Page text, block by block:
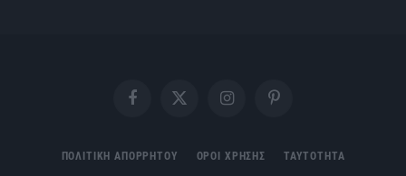
FacebookX
InstagramPinterest
ΠΟΛΙΤΙΚΗ ΑΠΟΡΡΗΤΟΥ ΟΡΟΙ ΧΡΗΣΗΣ ΤΑΥΤΟΤΗΤΑ